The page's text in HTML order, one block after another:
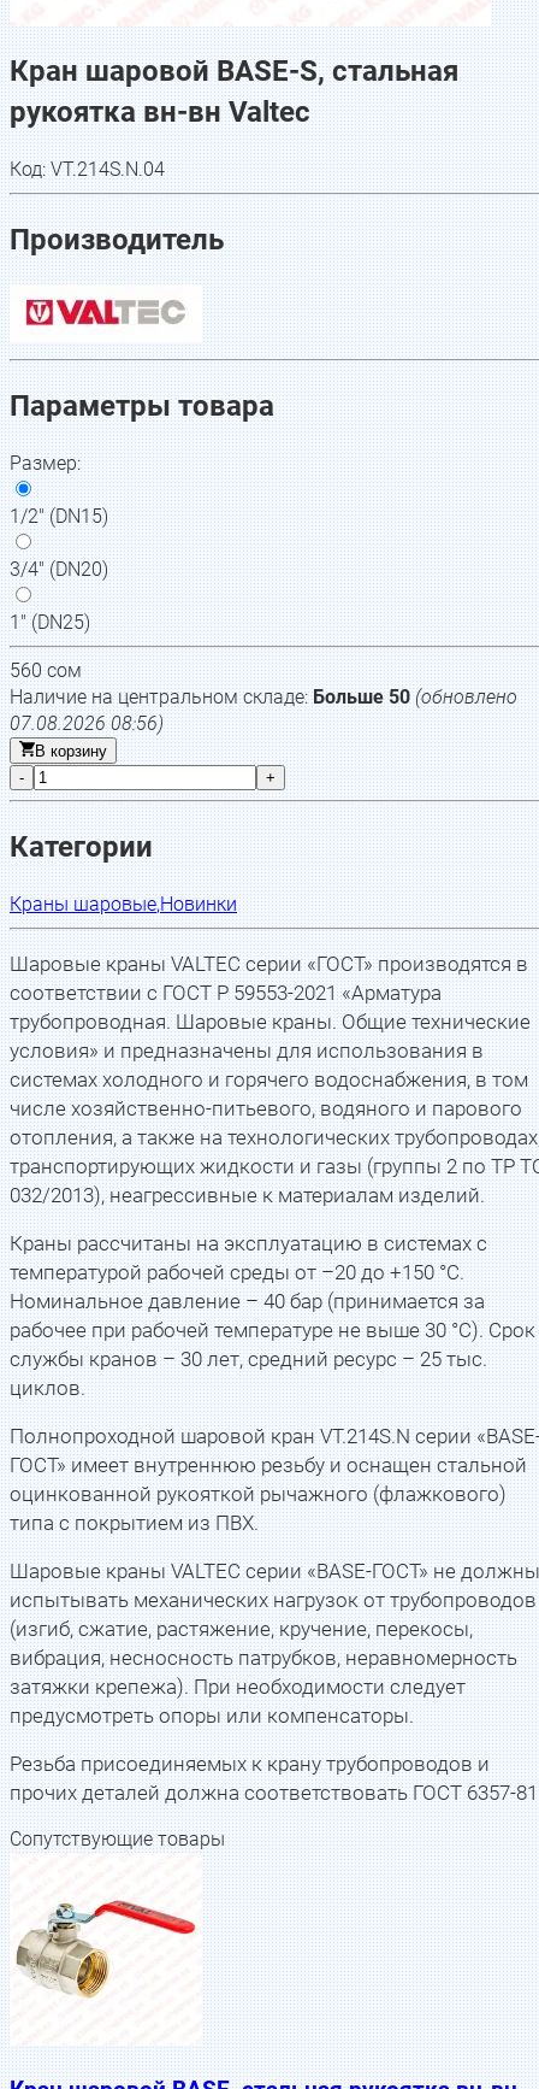
Кран шаровой BASE-S, стальная
рукоятка вн-вн Valtec
Код:VT.214S.N.04
Производитель
Параметры товара
Размер:
1/2" (DN15)
3/4" (DN20)
1" (DN25)
560сом
Наличие на центральном складе: Больше 50 (обновлено
07.08.2026 08:56)
В корзину
-
+
Категории
Краны шаровые,Новинки
Шаровые краны VALTEC серии «ГОСТ» производятся в
соответствии с ГОСТ Р 59553-2021 «Арматура
трубопроводная. Шаровые краны. Общие технические
условия» и предназначены для использования в
системах холодного и горячего водоснабжения, в том
числе хозяйственно-питьевого, водяного и парового
отопления, а также на технологических
транспортирующих жидкости и газы (группы 2 по ТР
032/2013), неагрессивные к материалам изделий.
Краны рассчитаны на эксплуатацию в системах с
температурой рабочей среды от –20 до +150 °С.
Номинальное давление – 40 бар (принимается за
рабочее при рабочей температуре не выше 30 °С). Срок
службы кранов – 30 лет, средний ресурс – 25 тыс.
циклов.
Полнопроходной шаровой кран VT.214S.N серии
ГОСТ» имеет внутреннюю резьбу и оснащен стальной
оцинкованной рукояткой рычажного (флажкового)
типа с покрытием из ПВХ.
Шаровые краны VALTEC серии «BASE-ГОСТ» не должны
испытывать механических нагрузок от трубопроводов
(изгиб, сжатие, растяжение, кручение, перекосы,
вибрация, несносность патрубков, неравномерность
затяжки крепежа). При необходимости следует
предусмотреть опоры или компенсаторы.
Резьба присоединяемых к крану трубопроводов и
прочих деталей должна соответствовать ГОСТ 6357-
Сопутствующие товары